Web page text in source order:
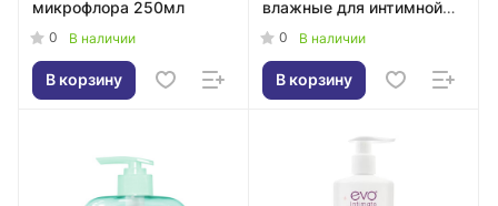
микрофлора 250мл
0 В наличии
В корзину
влажные для интимной
гигиены 15 штук
0 В наличии
В корзину